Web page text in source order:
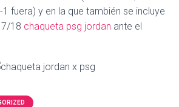
1 fuera) y en la que también se incluye
18 chaqueta psg jordan ante el